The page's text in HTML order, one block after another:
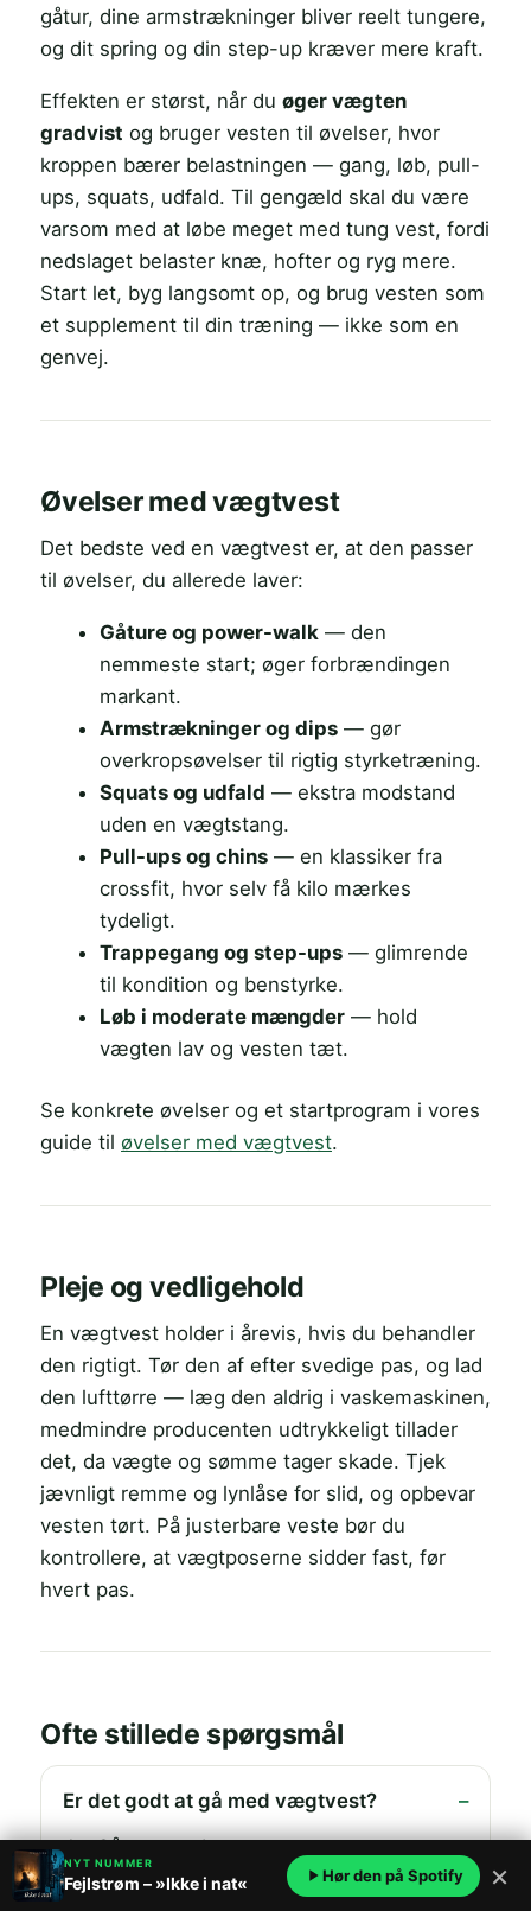
gåtur, dine armstrækninger bliver reelt tungere,
og dit spring og din step-up kræver mere kraft.
Effekten er størst, når du øger vægten
gradvist og bruger vesten til øvelser, hvor
kroppen bærer belastningen — gang, løb, pull-
ups, squats, udfald. Til gengæld skal du være
varsom med at løbe meget med tung vest, fordi
nedslaget belaster knæ, hofter og ryg mere.
Start let, byg langsomt op, og brug vesten som
et supplement til din træning — ikke som en
genvej.
Øvelser med vægtvest
Det bedste ved en vægtvest er, at den passer
til øvelser, du allerede laver:
Gåture og power-walk — den
nemmeste start; øger forbrændingen
markant.
Armstrækninger og dips — gør
overkropsøvelser til rigtig styrketræning.
Squats og udfald — ekstra modstand
uden en vægtstang.
Pull-ups og chins — en klassiker fra
crossfit, hvor selv få kilo mærkes
tydeligt.
Trappegang og step-ups — glimrende
til kondition og benstyrke.
Løb i moderate mængder — hold
vægten lav og vesten tæt.
Se konkrete øvelser og et startprogram i vores
guide til øvelser med vægtvest.
Pleje og vedligehold
En vægtvest holder i årevis, hvis du behandler
den rigtigt. Tør den af efter svedige pas, og lad
den lufttørre — læg den aldrig i vaskemaskinen,
medmindre producenten udtrykkeligt tillader
det, da vægte og sømme tager skade. Tjek
jævnligt remme og lynlåse for slid, og opbevar
vesten tørt. På justerbare veste bør du
kontrollere, at vægtposerne sidder fast, før
hvert pas.
Ofte stillede spørgsmål
Er det godt at gå med vægtvest?
Ja. Gåture med vægtvest øger
forbrændingen og styrker ben og core,
NYT NUMMER
Fejlstrøm – »Ikke i nat« Hør den på Spotify ×